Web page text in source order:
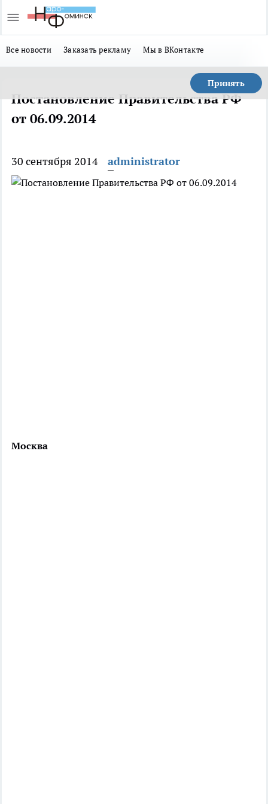
Все новости Заказать рекламу Мы в ВКонтакте
Принять
Постановление Правительства РФ
от 06.09.2014
30 сентября 2014 administrator
Москва